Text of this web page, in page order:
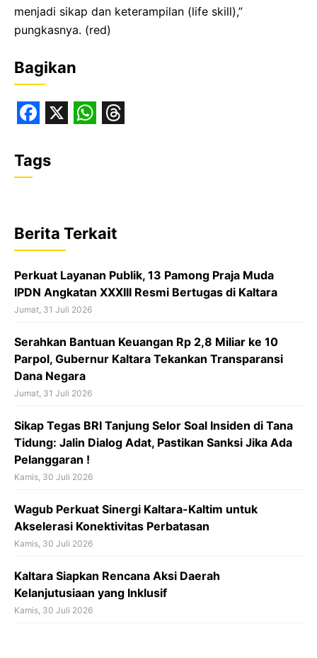
menjadi sikap dan keterampilan (life skill),”
pungkasnya. (red)
Bagikan
a
c
b
o
o
k
s
A
p
p
a
d
s
Tags
Berita Terkait
Perkuat Layanan Publik, 13 Pamong Praja Muda
IPDN Angkatan XXXIII Resmi Bertugas di Kaltara
Jumat, 31 Juli 2026
Serahkan Bantuan Keuangan Rp 2,8 Miliar ke 10
Parpol, Gubernur Kaltara Tekankan Transparansi
Dana Negara
Jumat, 31 Juli 2026
Sikap Tegas BRI Tanjung Selor Soal Insiden di Tana
Tidung: Jalin Dialog Adat, Pastikan Sanksi Jika Ada
Pelanggaran !
Kamis, 30 Juli 2026
Wagub Perkuat Sinergi Kaltara-Kaltim untuk
Akselerasi Konektivitas Perbatasan
Kamis, 30 Juli 2026
Kaltara Siapkan Rencana Aksi Daerah
Kelanjutusiaan yang Inklusif
Kamis, 30 Juli 2026